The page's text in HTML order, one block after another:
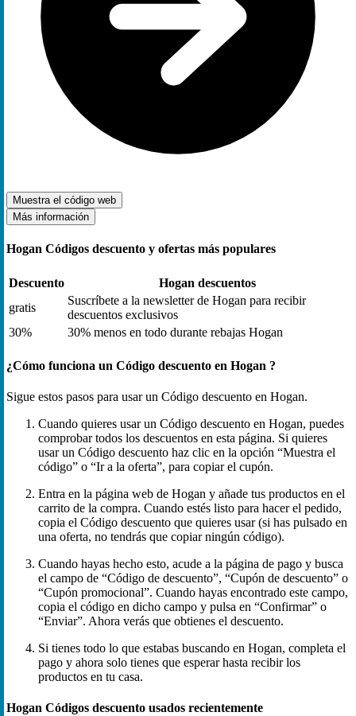
Muestra el código web
Más información
Hogan Códigos descuento y ofertas más populares
Descuento
Hogan descuentos
gratis
Suscríbete a la newsletter de Hogan para recibir
descuentos exclusivos
30%
30% menos en todo durante rebajas Hogan
¿Cómo funciona un Código descuento en Hogan ?
Sigue estos pasos para usar un Código descuento en Hogan.
Cuando quieres usar un Código descuento en Hogan, puedes
comprobar todos los descuentos en esta página. Si quieres
usar un Código descuento haz clic en la opción “Muestra el
código” o “Ir a la oferta”, para copiar el cupón.
Entra en la página web de Hogan y añade tus productos en el
carrito de la compra. Cuando estés listo para hacer el pedido,
copia el Código descuento que quieres usar (si has pulsado en
una oferta, no tendrás que copiar ningún código).
Cuando hayas hecho esto, acude a la página de pago y busca
el campo de “Código de descuento”, “Cupón de descuento” o
“Cupón promocional”. Cuando hayas encontrado este campo,
copia el código en dicho campo y pulsa en “Confirmar” o
“Enviar”. Ahora verás que obtienes el descuento.
Si tienes todo lo que estabas buscando en Hogan, completa el
pago y ahora solo tienes que esperar hasta recibir los
productos en tu casa.
Hogan Códigos descuento usados recientemente